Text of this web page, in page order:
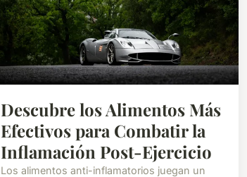
Descubre los Alimentos Más
Efectivos para Combatir la
Inflamación Post-Ejercicio
Los alimentos anti-inflamatorios juegan un